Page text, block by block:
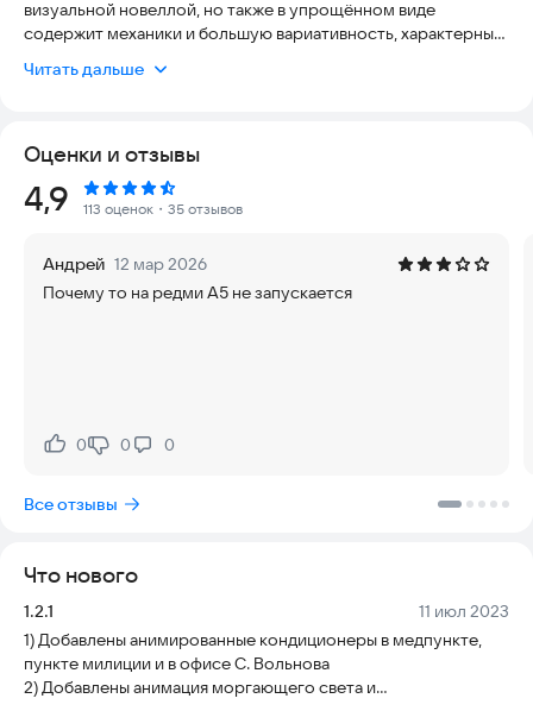
визуальной новеллой, но также в упрощённом виде
содержит механики и большую вариативность, характерные
находится в разработке
СЮЖЕТ
месте под названием Рассвет. Это посёлок, сокрытый в
Чазытчирской долине за хребтами Саянских гор.
Разумеется, в подобном месте всё не могло быть так
представления, какие испытания выпадут на его долю, когда
ОТЛИЧАЮЩИЕ ОСОБЕННОСТИ ИГРОВОГО ПРОЦЕССА
ваши решения могут оказать заметное влияние на развитие
сюжета
Читать дальше
Оценки и отзывы
Рейтинг:
4,9 113 оценок ・35 отзывов
Андрей 12 мар 2026
Почему то на редми А5 не запускается
Нравится:
0Не нравится:
0 0
Все отзывы
Что нового
Версия:
1.2.1 Дата:
11 июл 2023
1) Добавлены анимированные кондиционеры в медпункте,
пункте милиции и в офисе С. Вольнова
2) Добавлены анимация моргающего света и